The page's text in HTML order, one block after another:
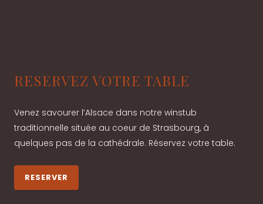
RESERVEZ VOTRE TABLE
Venez savourer l’Alsace dans notre winstub
traditionnelle située au coeur de Strasbourg, à
quelques pas de la cathédrale. Réservez votre table.
RESERVER